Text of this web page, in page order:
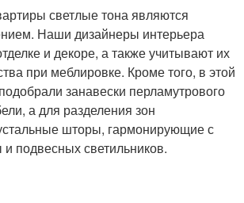
светлые тона являются
Наши дизайнеры интерьера
и декоре, а также учитывают их
при меблировке. Кроме того, в этой
занавески перламутрового
а для разделения зон
шторы, гармонирующие с
подвесных светильников.